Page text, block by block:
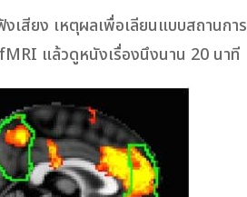
เสียง เหตุผลเพื่อเลียนแบบสถานก
แล้วดูหนังเรื่องนึงนาน 20 นาที